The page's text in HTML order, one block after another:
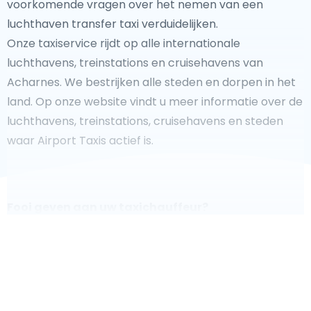
voorkomende vragen over het nemen van een
luchthaven transfer taxi verduidelijken.
Onze taxiservice rijdt op alle internationale
luchthavens, treinstations en cruisehavens van
Acharnes. We bestrijken alle steden en dorpen in het
land. Op onze website vindt u meer informatie over de
luchthavens, treinstations, cruisehavens en steden
waar Airport Taxis actief is.